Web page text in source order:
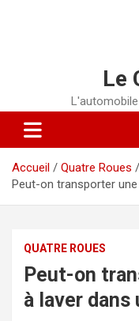
Le
Accueil
Quatre Roues
Peut-on transporter
QUATRE ROUES
Peut-on
à laver dans